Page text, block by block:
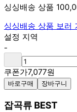
싱싱배송 상품
싱싱배송 상품 보러
설정 지역
-
쿠폰가7,077원
바로구매 장바구니
잡곡류 BEST